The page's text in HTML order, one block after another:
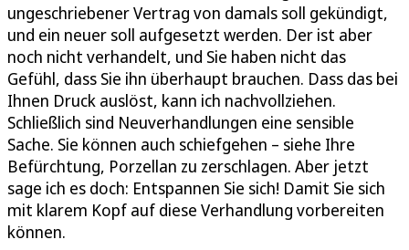
ungeschriebener Vertrag von damals soll gekündigt,
und ein neuer soll aufgesetzt werden. Der ist aber
noch nicht verhandelt, und Sie haben nicht das
Gefühl, dass Sie ihn überhaupt brauchen. Dass das bei
Ihnen Druck auslöst, kann ich nachvollziehen.
Schließlich sind Neuverhandlungen eine sensible
Sache. Sie können auch schiefgehen – siehe Ihre
Befürchtung, Porzellan zu zerschlagen. Aber jetzt
sage ich es doch: Entspannen Sie sich! Damit Sie sich
mit klarem Kopf auf diese Verhandlung vorbereiten
können.